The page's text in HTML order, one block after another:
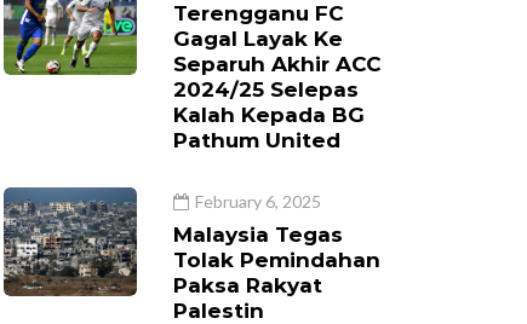
Terengganu FC
Gagal Layak Ke
Separuh Akhir ACC
2024/25 Selepas
Kalah Kepada BG
Pathum United
February 6, 2025
Malaysia Tegas
Tolak Pemindahan
Paksa Rakyat
Palestin